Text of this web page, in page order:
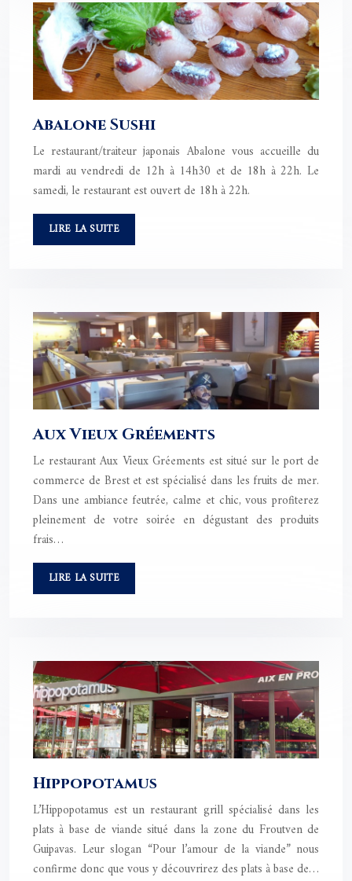
Abalone Sushi
Le restaurant/traiteur japonais Abalone vous accueille du
mardi au vendredi de 12h à 14h30 et de 18h à 22h. Le
samedi, le restaurant est ouvert de 18h à 22h.
LIRE LA SUITE
Aux Vieux Gréements
Le restaurant Aux Vieux Gréements est situé sur le port de
commerce de Brest et est spécialisé dans les fruits de mer.
Dans une ambiance feutrée, calme et chic, vous profiterez
pleinement de votre soirée en dégustant des produits
frais…
LIRE LA SUITE
Hippopotamus
L’Hippopotamus est un restaurant grill spécialisé dans les
plats à base de viande situé dans la zone du Froutven de
Guipavas. Leur slogan “Pour l’amour de la viande” nous
confirme donc que vous y découvrirez des plats à base de…